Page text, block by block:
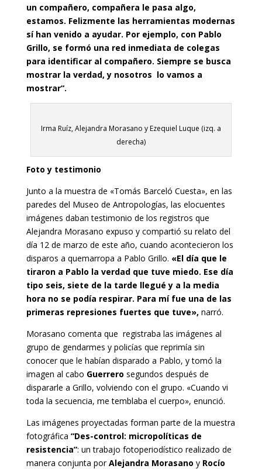
un compañero, compañera le pasa algo,
estamos. Felizmente las herramientas modernas
sí han venido a ayudar. Por ejemplo, con Pablo
Grillo, se formó una red inmediata de colegas
para identificar al compañero. Siempre se busca
mostrar la verdad, y nosotros lo vamos a
mostrar“.
Irma Ruíz, Alejandra Morasano y Ezequiel Luque (izq. a
derecha)
Foto y testimonio
Junto a la muestra de «Tomás Barceló Cuesta», en las
paredes del Museo de Antropologías, las elocuentes
imágenes daban testimonio de los registros que
Alejandra Morasano expuso y compartió su relato del
día 12 de marzo de este año, cuando acontecieron los
disparos a quemarropa a Pablo Grillo. «El día que le
tiraron a Pablo la verdad que tuve miedo. Ese día
tipo seis, siete de la tarde llegué y a la media
hora no se podía respirar. Para mí fue una de las
primeras represiones fuertes que tuve», narró.
Morasano comenta que registraba las imágenes al
grupo de gendarmes y policías que reprimía sin
conocer que le habían disparado a Pablo, y tomó la
imagen al cabo Guerrero segundos después de
dispararle a Grillo, volviendo con el grupo. «Cuando vi
toda la secuencia, me temblaba el cuerpo», enunció.
Las imágenes proyectadas forman parte de la muestra
fotográfica “Des-control: micropolíticas de
resistencia”: un trabajo fotoperiodístico realizado de
manera conjunta porAlejandra Morasano y Rocío